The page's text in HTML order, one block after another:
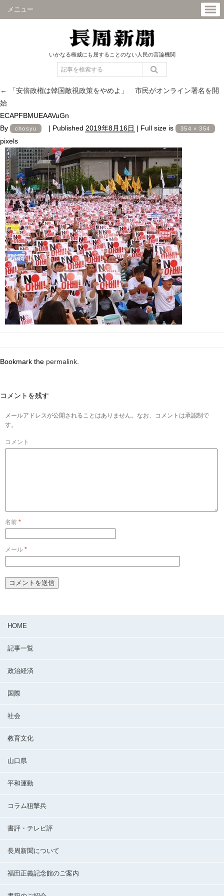
メニュー
いかなる権威にも屈することのない人民の言論機関
←
「安倍政権は韓国敵視政策をやめよ」 市民がオンライン署名を開
始
ECAPFBMUEAAVuGn
By
chosyu | Published 2019年8月16日 | Full size is 354 × 354
pixels
Bookmark the permalink
コメントを残す
メールアドレスが公開されることはありません。なお、コメントは承認制で
す。
コメント
名前 *
メール *
HOME
記事一覧
政治経済
国際
社会
教育文化
山口県
平和運動
コラム狙撃兵
書評・テレビ評
長周新聞について
福田正義記念館のご案内